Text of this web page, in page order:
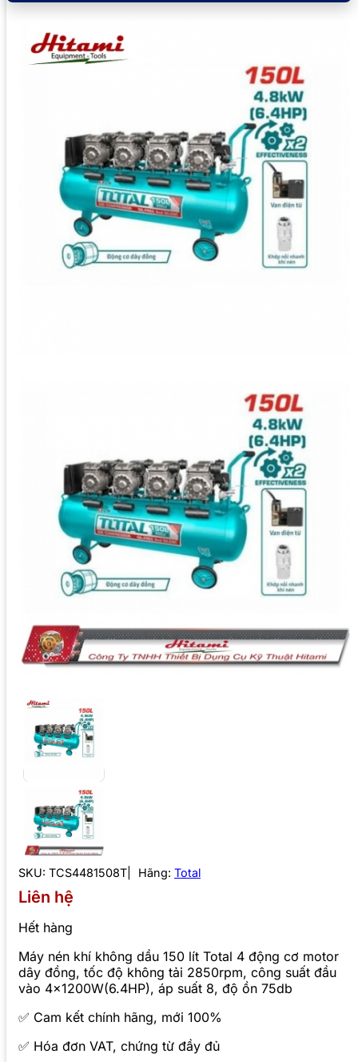
SKU: TCS4481508T Hãng: Total
Liên hệ
Hết hàng
Máy nén khí không dầu 150 lít Total 4 động cơ motor
dây đồng, tốc độ không tải 2850rpm, công suất đầu
vào 4×1200W(6.4HP), áp suất 8, độ ồn 75db
✅ Cam kết chính hãng, mới 100%
✅ Hóa đơn VAT, chứng từ đầy đủ